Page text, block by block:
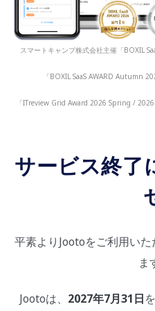
スマートキャンプ株式会社主催「BOXIL
「BOXIL SaaS AWARD Autumn
「ITreview Grid Award 2026 Spring /
サービス終了
平素よりJootoをご利用い
ま
Jootoは、 2027年7月31日